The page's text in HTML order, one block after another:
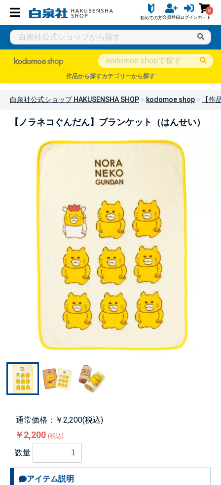
初めての方会員登録ログイン
0
カート
作品から探すカテゴリーから探す
白泉社公式ショップ HAKUSENSHA SHOP kodomoe shop 【作
【ノラネコぐんだん】ブランケット（はんせい）
通常価格：￥2,200(税込)
￥2,200 (税込)
数量
アイテム説明